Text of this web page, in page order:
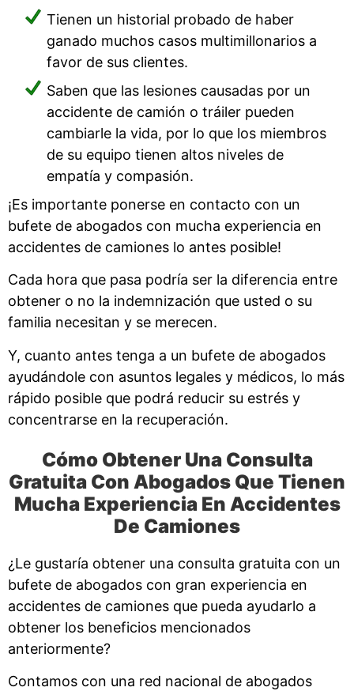
Tienen un historial probado de haber
ganado muchos casos multimillonarios a
favor de sus clientes.
Saben que las lesiones causadas por un
accidente de camión o tráiler pueden
cambiarle la vida, por lo que los miembros
de su equipo tienen altos niveles de
empatía y compasión.
¡Es importante ponerse en contacto con un
bufete de abogados con mucha experiencia en
accidentes de camiones lo antes posible!
Cada hora que pasa podría ser la diferencia entre
obtener o no la indemnización que usted o su
familia necesitan y se merecen.
Y, cuanto antes tenga a un bufete de abogados
ayudándole con asuntos legales y médicos, lo más
rápido posible que podrá reducir su estrés y
concentrarse en la recuperación.
Cómo Obtener Una Consulta
Gratuita Con Abogados Que Tienen
Mucha Experiencia En Accidentes
De Camiones
¿Le gustaría obtener una consulta gratuita con un
bufete de abogados con gran experiencia en
accidentes de camiones que pueda ayudarlo a
obtener los beneficios mencionados
anteriormente?
Contamos con una red nacional de abogados